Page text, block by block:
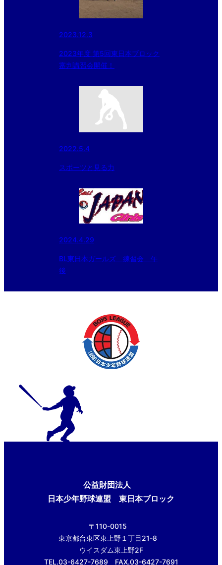
2023.12.3
2023年度 第5回東日本ブロック
審判講習会開催！
2022.5.4
スポーツと見る力
2024.4.29
BL東日本ガールズ 練習会 午
後
公益財団法人
日本少年野球連盟 東日本ブロック
〒110-0015
東京都台東区東上野１丁目21-8
ウイスダム東上野2F
TEL.03-6427-7689 FAX.03-6427-7691